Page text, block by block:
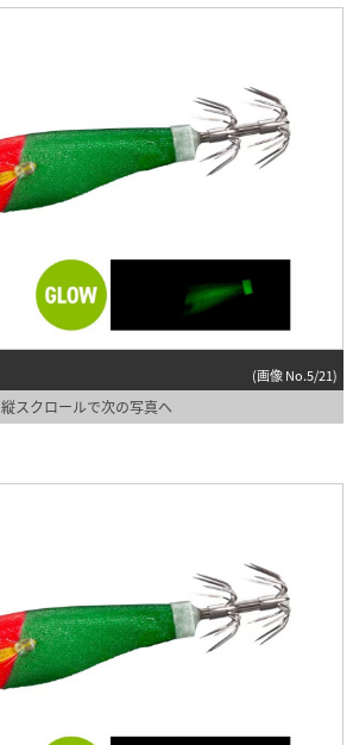
(画像 No.5/21)
縦スクロールで次の写真へ